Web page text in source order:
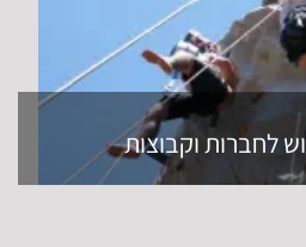
לחברות וקבוצות